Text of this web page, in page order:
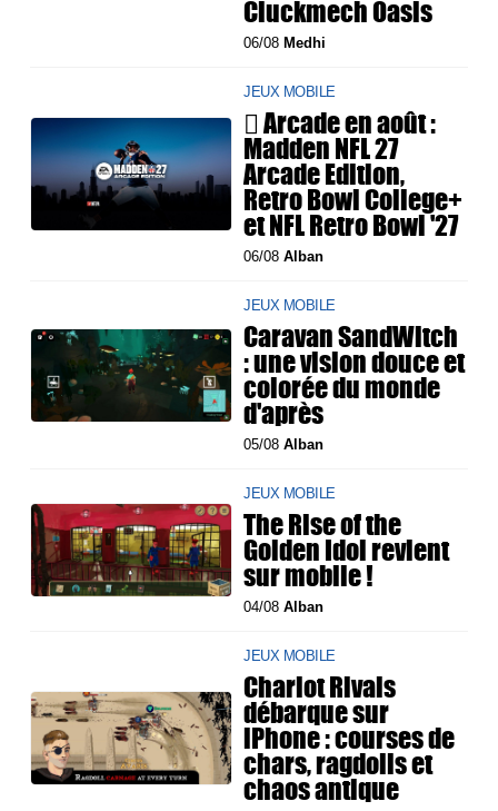
Cluckmech Oasis
06/08 Medhi
JEUX MOBILE
 Arcade en août :
Madden NFL 27
Arcade Edition,
Retro Bowl College+
et NFL Retro Bowl '27
06/08Alban
JEUX MOBILE
Caravan SandWitch
: une vision douce et
colorée du monde
d'après
05/08Alban
JEUX MOBILE
The Rise of the
Golden Idol revient
sur mobile !
04/08Alban
JEUX MOBILE
Chariot Rivals
débarque sur
iPhone : courses de
chars, ragdolls et
chaos antique